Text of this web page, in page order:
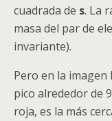
cuadrada de s. La
masa del par de
invariante).
Pero en la imagen
pico alrededor de
roja, es la más